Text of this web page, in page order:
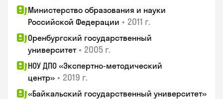
Министерство образования и науки
Российской Федерации • 2011 г.
Оренбургский государственный
университет • 2005 г.
НОУ ДПО «Экспертно-методический
центр» • 2019 г.
«Байкальский государственный университет»